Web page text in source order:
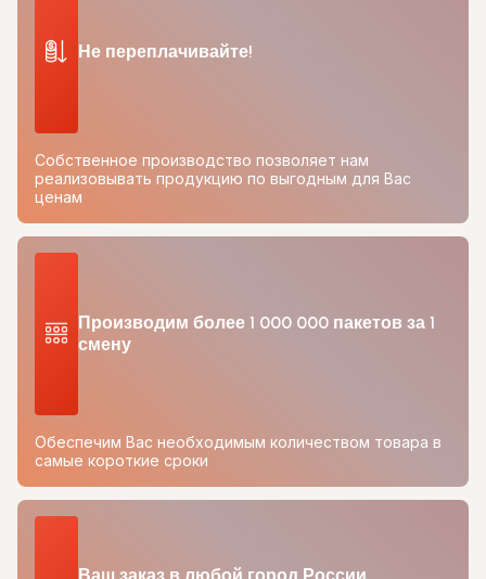
Не переплачивайте!
Собственное производство позволяет нам
реализовывать продукцию по выгодным для Вас
ценам
Производим более 1 000 000 пакетов за 1
смену
Обеспечим Вас необходимым количеством товара в
самые короткие сроки